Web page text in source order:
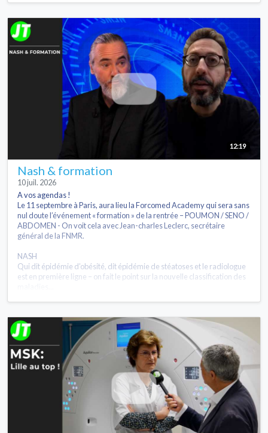
12:19
Nash & formation
10 juil. 2026
A vos agendas !
Le 11 septembre à Paris, aura lieu la Forcomed Academy qui sera sans
nul doute l’événement « formation » de la rentrée – POUMON / SENO /
ABDOMEN - On voit cela avec Jean-charles Leclerc, secrétaire
général de la FNMR.
NASH
Qui dit épidémie d’obésité, dit épidémie de stéatoses et le radiologue
est en première ligne – on fait le point sur la nouvelle classification des